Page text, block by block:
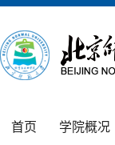
首页 学院概况